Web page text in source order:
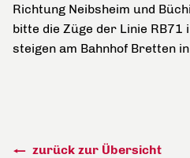
Richtung Neibsheim und
bitte die Züge der Linie RB71
steigen am Bahnhof Bretten
zurück zur Übersicht